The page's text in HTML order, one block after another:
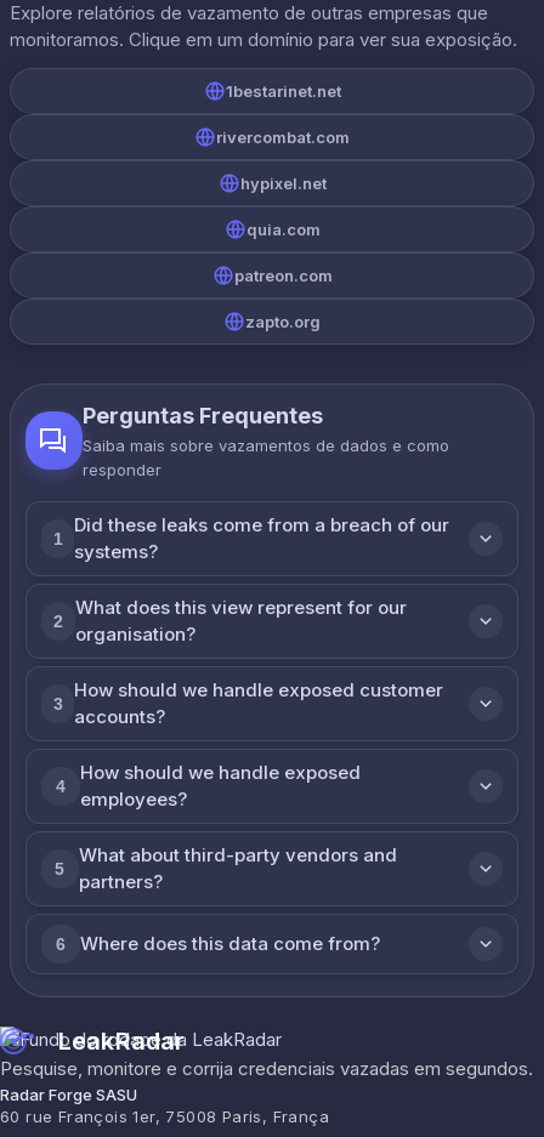
Explore relatórios de vazamento de outras empresas que
monitoramos. Clique em um domínio para ver sua exposição.
1bestarinet.net
rivercombat.com
hypixel.net
quia.com
patreon.com
zapto.org
Perguntas Frequentes
Saiba mais sobre vazamentos de dados e como
responder
1
Did these leaks come from a breach of our
systems?
2
What does this view represent for our
organisation?
3
How should we handle exposed customer
accounts?
4
How should we handle exposed
employees?
5
What about third-party vendors and
partners?
6 Where does this data come from?
LeakRadar
Pesquise, monitore e corrija credenciais vazadas em segundos.
Radar Forge SASU
60 rue François 1er, 75008 Paris, França